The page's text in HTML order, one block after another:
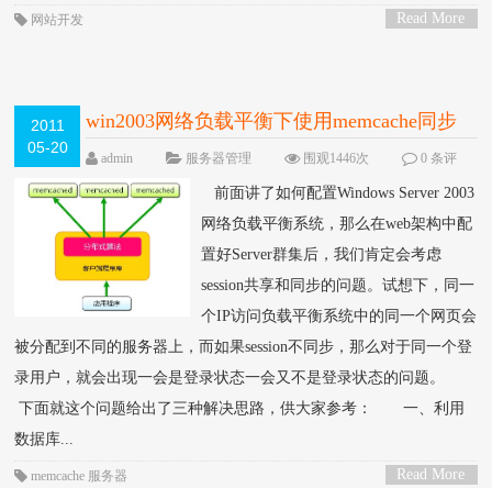
Read More
网站开发
2011
05-20
win2003网络负载平衡下使用memcache同步
session的方法
NEW
admin 服务器管理 围观1446次
0 条评
前面讲了如何配置Windows Server 2003
网络负载平衡系统，那么在web架构中配
置好Server群集后，我们肯定会考虑
session共享和同步的问题。试想下，同一
个IP访问负载平衡系统中的同一个网页会
被分配到不同的服务器上，而如果session不同步，那么对于同一个登
录用户，就会出现一会是登录状态一会又不是登录状态的问题。
下面就这个问题给出了三种解决思路，供大家参考： 一、利用
数据库...
Read More
memcache 服务器